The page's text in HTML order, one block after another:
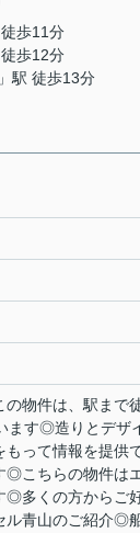
徒歩11分
徒歩12分
駅 徒歩13分
物件は、駅まで
ます◎造りとデザ
もって情報を提供
◎こちらの物件は
◎多くの方からご
ル青山のご紹介◎